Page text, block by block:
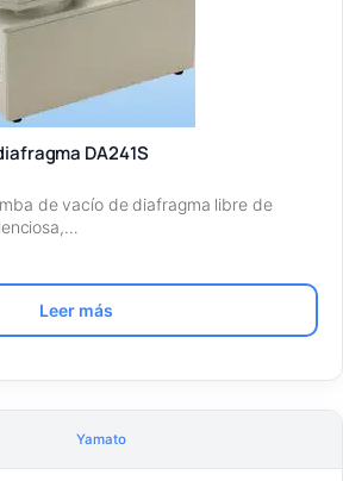
DA241S
de vacío de diafragma libre de
Leer más
Yamato